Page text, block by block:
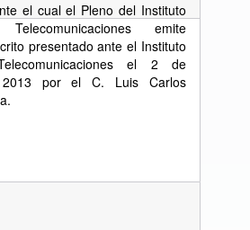
el cual el Pleno del Instituto
emite
presentado ante el Instituto
el 2 de
por el C. Luis Carlos